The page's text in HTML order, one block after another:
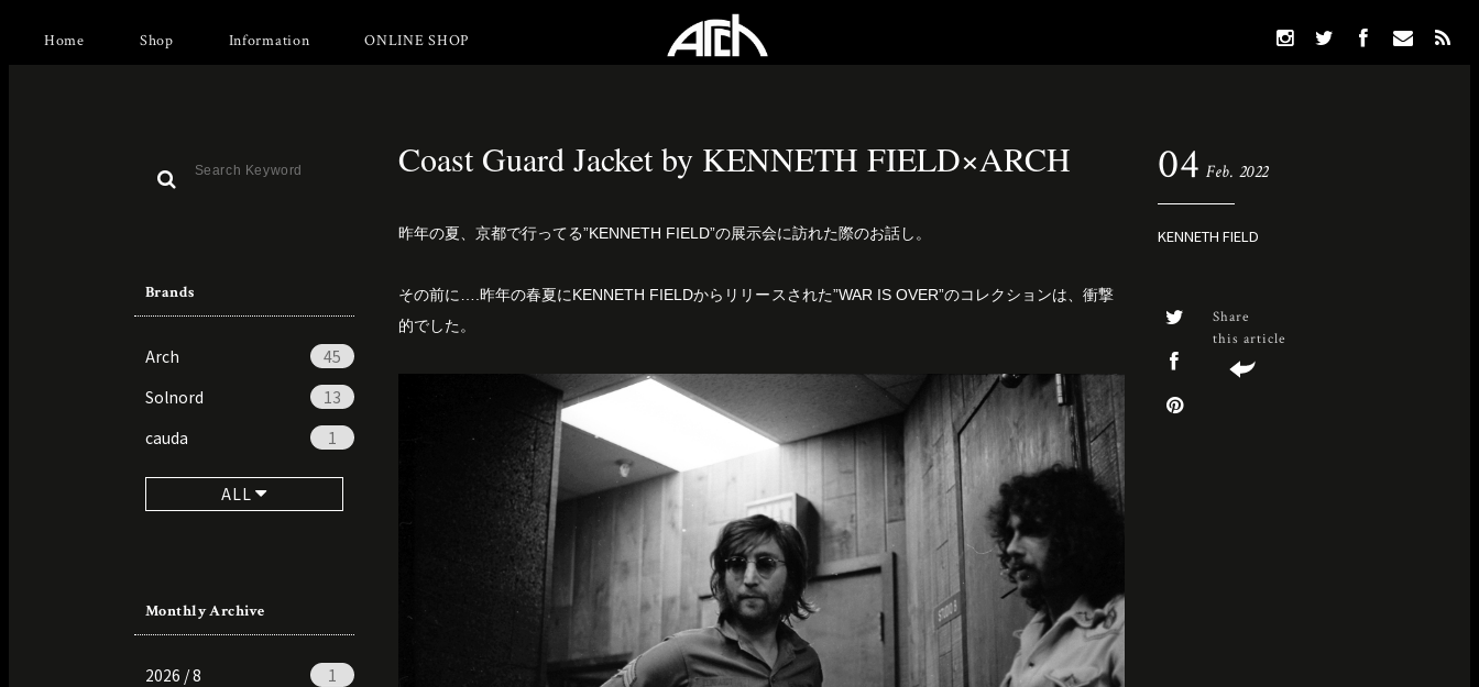
Home Shop Information ONLINE SHOP
Brands
Arch
45
Solnord
13
cauda
1
ALL
Monthly Archive
2026 / 8
1
Coast Guard Jacket by KENNETH FIELD×ARCH 04 Feb. 2022
KENNETH FIELD
Share
this article
昨年の夏、京都で行ってる”KENNETH FIELD”の展示会に訪れた際のお話し。
その前に….昨年の春夏にKENNETH FIELDからリリースされた”WAR IS OVER”のコレクションは、衝撃
的でした。